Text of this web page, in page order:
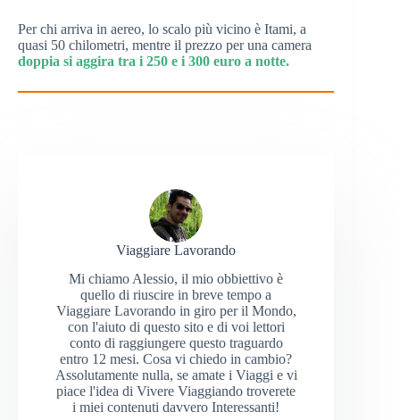
Per chi arriva in aereo, lo scalo più vicino è Itami, a
quasi 50 chilometri, mentre il prezzo per una camera
doppia si aggira tra i 250 e i 300 euro a notte.
Viaggiare Lavorando
Mi chiamo Alessio, il mio obbiettivo è
quello di riuscire in breve tempo a
Viaggiare Lavorando in giro per il Mondo,
con l'aiuto di questo sito e di voi lettori
conto di raggiungere questo traguardo
entro 12 mesi. Cosa vi chiedo in cambio?
Assolutamente nulla, se amate i Viaggi e vi
piace l'idea di Vivere Viaggiando troverete
i miei contenuti davvero Interessanti!